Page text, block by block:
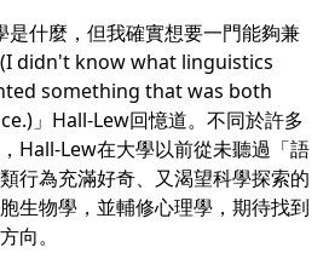
是什麼，但我確實想要一門能夠兼
(I didn't know what linguistics
something that was both
」Hall-Lew回憶道。不同於許多
Hall-Lew在大學以前從未聽過「語
行為充滿好奇、又渴望科學探索的
生物學，並輔修心理學，期待找到
向。